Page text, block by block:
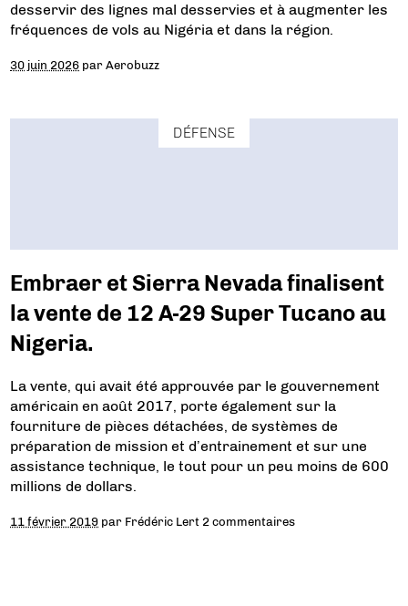
desservir des lignes mal desservies et à augmenter les
fréquences de vols au Nigéria et dans la région.
30 juin 2026 parAerobuzz
DÉFENSE
Embraer et Sierra Nevada finalisent
la vente de 12 A-29 Super Tucano au
Nigeria.
La vente, qui avait été approuvée par le gouvernement
américain en août 2017, porte également sur la
fourniture de pièces détachées, de systèmes de
préparation de mission et d’entrainement et sur une
assistance technique, le tout pour un peu moins de 600
millions de dollars.
11 février 2019 par Frédéric Lert 2 commentaires